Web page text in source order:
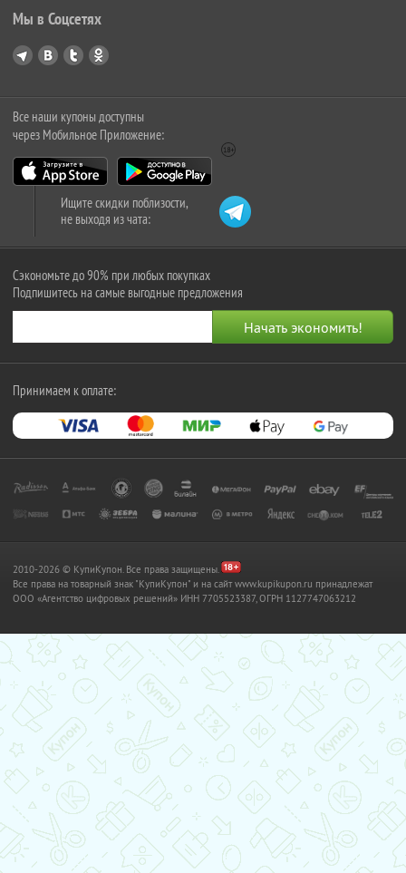
Мы в Соцсетях
Все наши купоны доступны
через Мобильное Приложение:
Ищите скидки поблизости,
не выходя из чата:
Сэкономьте до 90% при любых покупках
Подпишитесь на самые выгодные предложения
Принимаем к оплате:
2010-2026 © КупиКупон. Все права защищены.
Все права на товарный знак "КупиКупон" и на сайт www.kupikupon.ru принадлежат
OOO «Агентство цифровых решений» ИНН 7705523387, ОГРН 1127747063212